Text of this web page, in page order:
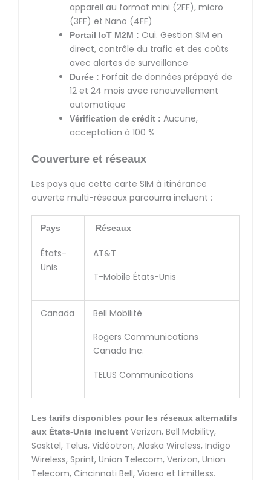
appareil au format mini (2FF), micro
(3FF) et Nano (4FF)
Portail IoT M2M : Oui. Gestion SIM en
direct, contrôle du trafic et des coûts
avec alertes de surveillance
Durée : Forfait de données prépayé de
12 et 24 mois avec renouvellement
automatique
Vérification de crédit : Aucune,
acceptation à 100 %
Couverture et réseaux
Les pays que cette carte SIM à itinérance
ouverte multi-réseaux parcourra incluent :
Pays Réseaux
États-
Unis
AT&T
T-Mobile États-Unis
Canada
Bell Mobilité
Rogers Communications
Canada Inc.
TELUS Communications
Les tarifs disponibles pour les réseaux alternatifs
aux États-Unis incluent Verizon, Bell Mobility,
Sasktel, Telus, Vidéotron, Alaska Wireless, Indigo
Wireless, Sprint, Union Telecom, Verizon, Union
Telecom, Cincinnati Bell, Viaero et Limitless.